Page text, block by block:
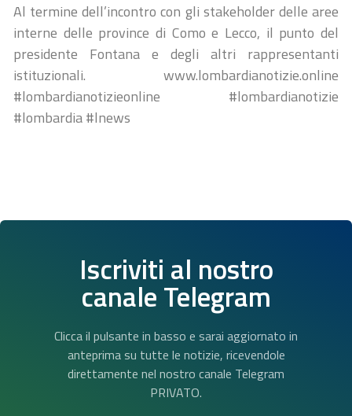
Al termine dell’incontro con gli stakeholder delle aree
interne delle province di Como e Lecco, il punto del
presidente Fontana e degli altri rappresentanti
istituzionali. www.lombardianotizie.online
#lombardianotizieonline #lombardianotizie
#lombardia #lnews
Iscriviti al nostro
canale Telegram
Clicca il pulsante in basso e sarai aggiornato in
anteprima su tutte le notizie, ricevendole
direttamente nel nostro canale Telegram
PRIVATO.